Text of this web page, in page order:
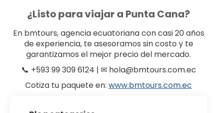
¿Listo para viajar a Punta Cana?
En bmtours, agencia ecuatoriana con casi 20 años
de experiencia, te asesoramos sin costo y te
garantizamos el mejor precio del mercado.
📞 +593 99 309 6124 | ✉ hola@bmtours.com.ec
Cotiza tu paquete en: www.bmtours.com.ec